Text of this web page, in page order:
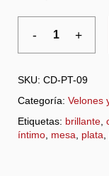
SKU: CD-PT-09
Categoría: Velones
Etiquetas: brillante
íntimo mesa plata